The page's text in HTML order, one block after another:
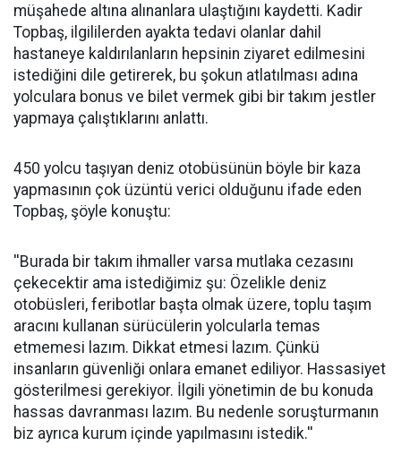
müşahede altına alınanlara ulaştığını kaydetti. Kadir
Topbaş, ilgililerden ayakta tedavi olanlar dahil
hastaneye kaldırılanların hepsinin ziyaret edilmesini
istediğini dile getirerek, bu şokun atlatılması adına
yolculara bonus ve bilet vermek gibi bir takım jestler
yapmaya çalıştıklarını anlattı.
450 yolcu taşıyan deniz otobüsünün böyle bir kaza
yapmasının çok üzüntü verici olduğunu ifade eden
Topbaş, şöyle konuştu:
''Burada bir takım ihmaller varsa mutlaka cezasını
çekecektir ama istediğimiz şu: Özelikle deniz
otobüsleri, feribotlar başta olmak üzere, toplu taşım
aracını kullanan sürücülerin yolcularla temas
etmemesi lazım. Dikkat etmesi lazım. Çünkü
insanların güvenliği onlara emanet ediliyor. Hassasiyet
gösterilmesi gerekiyor. İlgili yönetimin de bu konuda
hassas davranması lazım. Bu nedenle soruşturmanın
biz ayrıca kurum içinde yapılmasını istedik.''